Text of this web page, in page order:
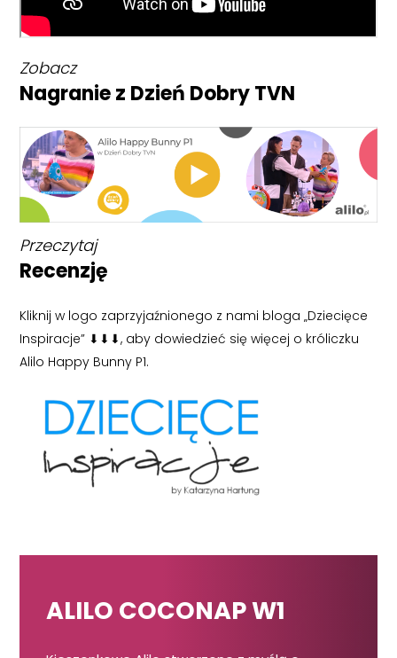
Zobacz
Nagranie z Dzień Dobry TVN
Przeczytaj
Recenzję
Kliknij w logo zaprzyjaźnionego z nami bloga „Dziecięce
Inspiracje” ⬇ ⬇ ⬇, aby dowiedzieć się więcej o króliczku
Alilo Happy Bunny P1.
ALILO COCONAP W1